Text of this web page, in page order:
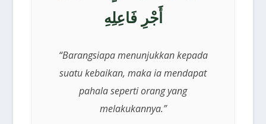
أَجْرِ فَاعِلِهِ
“Barangsiapa menunjukkan kepada
suatu kebaikan, maka ia mendapat
pahala seperti orang yang
melakukannya.”